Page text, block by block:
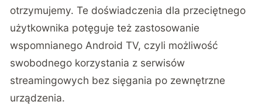
otrzymujemy. Te doświadczenia dla przeciętnego
użytkownika potęguje też zastosowanie
wspomnianego Android TV, czyli możliwość
swobodnego korzystania z serwisów
streamingowych bez sięgania po zewnętrzne
urządzenia.